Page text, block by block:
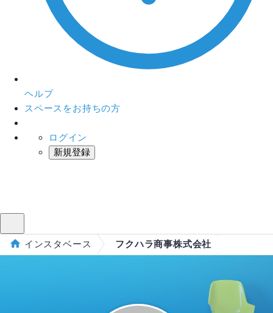
ヘルプ
スペースをお持ちの方
ログイン
新規登録
インスタベース フクハラ商事株式会社